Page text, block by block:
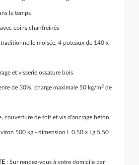
le temps
coins chanfreinés
moisée, 4 poteaux de 140 x
et visserie ossature bois
de 30%, charge maximale 50 kg/m2 de
couverture de toit et vis d'ancrage béton
500 kg - dimension L 0.50 x Lg 5.50
: Sur rendez-vous à votre domicile par